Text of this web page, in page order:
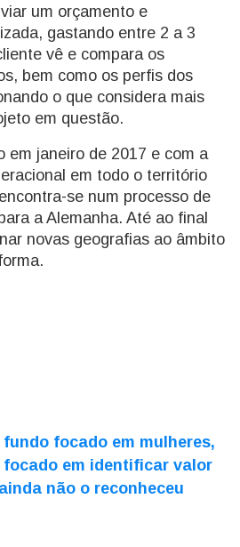
um orçamento e
gastando entre 2 a 3
vê e compara os
bem como os perfis dos
o que considera mais
em questão.
em janeiro de 2017 e com a
em todo o território
se num processo de
a Alemanha. Até ao final
novas geografias ao âmbito
fundo focado em mulheres,
em identificar valor
não o reconheceu